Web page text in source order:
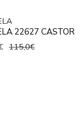
22627 CASTOR
115,0€